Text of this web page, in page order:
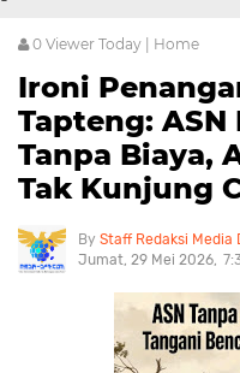
0 Viewer Today | Home
Ironi
Tapteng:
Tanpa Biaya,
Tak Kunjung
Staff Redaksi Media
Jumat, 29 Mei 2026